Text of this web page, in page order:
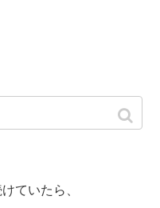
ていたら、